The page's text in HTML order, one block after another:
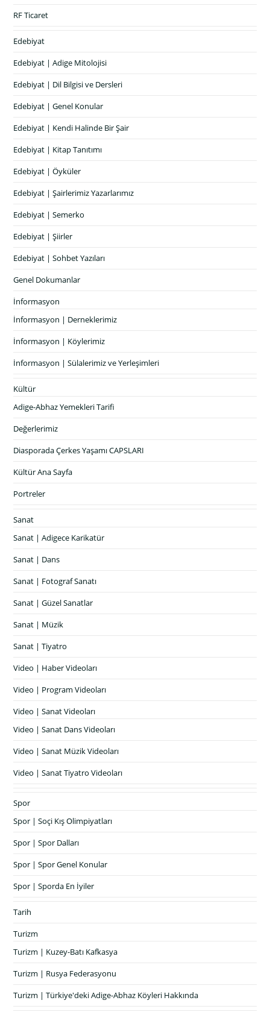
RF Ticaret
Edebiyat
Edebiyat | Adige Mitolojisi
Edebiyat | Dil Bilgisi ve Dersleri
Edebiyat | Genel Konular
Edebiyat | Kendi Halinde Bir Şair
Edebiyat | Kitap Tanıtımı
Edebiyat | Öyküler
Edebiyat | Şairlerimiz Yazarlarımız
Edebiyat | Semerko
Edebiyat | Şiirler
Edebiyat | Sohbet Yazıları
Genel Dokumanlar
İnformasyon
İnformasyon | Derneklerimiz
İnformasyon | Köylerimiz
İnformasyon | Sülalerimiz ve Yerleşimleri
Kültür
Adige-Abhaz Yemekleri Tarifi
Değerlerimiz
Diasporada Çerkes Yaşamı CAPSLARI
Kültür Ana Sayfa
Portreler
Sanat
Sanat | Adigece Karikatür
Sanat | Dans
Sanat | Fotograf Sanatı
Sanat | Güzel Sanatlar
Sanat | Müzik
Sanat | Tiyatro
Video | Haber Videoları
Video | Program Videoları
Video | Sanat Videoları
Video | Sanat Dans Videoları
Video | Sanat Müzik Videoları
Video | Sanat Tiyatro Videoları
Spor
Spor | Soçi Kış Olimpiyatları
Spor | Spor Dalları
Spor | Spor Genel Konular
Spor | Sporda En İyiler
Tarih
Turizm
Turizm | Kuzey-Batı Kafkasya
Turizm | Rusya Federasyonu
Turizm | Türkiye'deki Adige-Abhaz Köyleri Hakkında